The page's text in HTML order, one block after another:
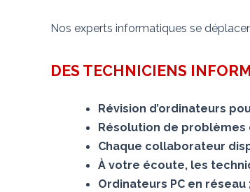
Nos experts informatiques se
DES TECHNICIENS
Révision d’ordinateurs
Résolution de problèmes
Chaque collaborateur
À votre écoute, les
Ordinateurs PC en